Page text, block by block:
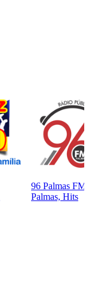
96 Palmas FM
Palmas, Hits